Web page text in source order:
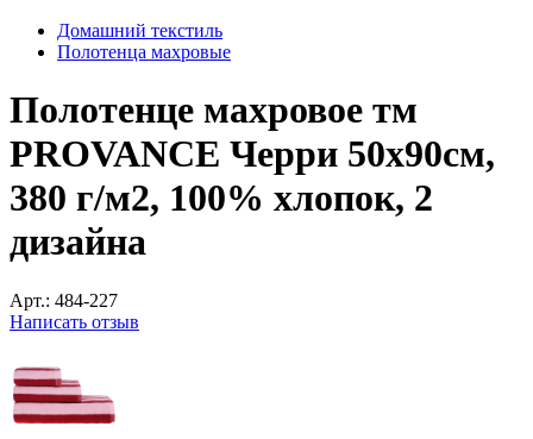
Домашний текстиль
Полотенца махровые
Полотенце махровое тм
PROVANCE Черри 50х90см,
380 г/м2, 100% хлопок, 2
дизайна
Арт.: 484-227
Написать отзыв